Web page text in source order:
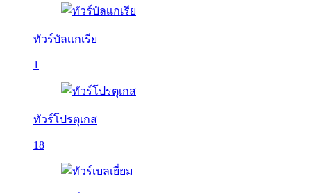
ทัวร์บัลเเกเรีย
1
ทัวร์โปรตุเกส
18